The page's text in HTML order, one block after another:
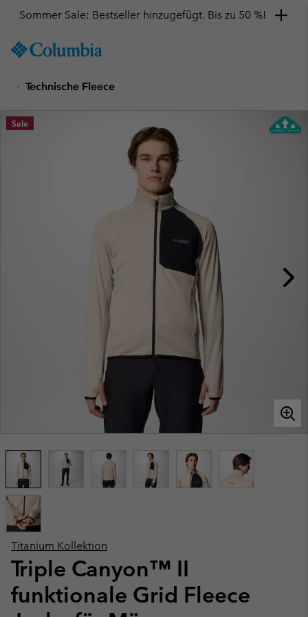
TO
SKIP
MAIN
NAV
Sommer Sale: Bestseller hinzugefügt. Bis zu 50 %!
Technische Fleece
Titanium Kollektion
Triple Canyon™ II
funktionale Grid Fleece
Sale